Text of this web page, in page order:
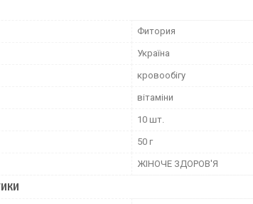
Фитория
Україна
кровообігу
вітаміни
10 шт.
50 г
ЖІНОЧЕ ЗДОРОВ'Я